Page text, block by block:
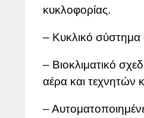
κυκλοφορίας.
– Κυκλικό
– Βιοκλιματικό
αέρα και τεχνητών
–